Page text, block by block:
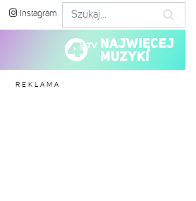
Instagram
REKLAMA